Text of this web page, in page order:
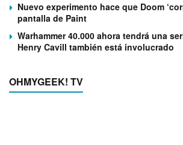
Nuevo experimento hace que Doom
pantalla de Paint
Warhammer 40.000 ahora tendrá una
Henry Cavill también está involucrado
OHMYGEEK! TV